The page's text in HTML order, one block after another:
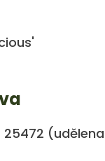
25472 (udělena